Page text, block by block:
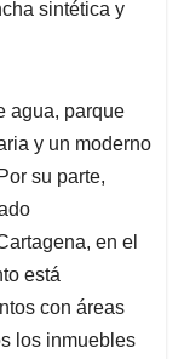
sintética y
agua, parque
y un moderno
su parte,
en el
está
con áreas
los inmuebles